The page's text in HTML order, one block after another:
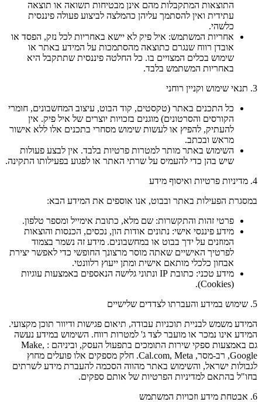
התוצאות המתקבלות מהם אינן מבטיחות תשואה או תוצאה
עתידית ואין להסתמך עליהן כהמלצה לביצוע פעולה פיננסית
כלשהי.
אחריות המשתמש: איל פיק לא יישא באחריות לכל נזק, הפסד או
אובדן רווח שנגרם כתוצאה מהסתמכות על המידע באתר או
שימוש בכלים המצויים בו. כל החלטה פיננסית שתתקבל היא
באחריות המשתמש בלבד.
3. תנאי שימוש וקניין רוחני
כל התכנים באתר (טקסטים, קוד הבוט, עיצוב המחשבונים, חומרי
הקורסים והסרטונים) מוגנים בזכויות יוצרים של איל פיק. אין
להעתיק, להפיץ או לעשות שימוש מסחרי בתכנים אלו ללא אישור
מראש ובכתב.
השימוש באתר מותר למטרות פרטיות בלבד. אין לבצע פעולות
שיש בהן כדי להעמיס על שרתי האתר או לפגוע בפעילותו התקינה.
4. מדיניות פרטיות ואיסוף מידע
במסגרת הפעילות באתר ובבוט, אנו אוספים את המידע הבא:
פרטי זהות והתקשרות: שם מלא, כתובת אימייל ומספר טלפון.
מידע פיננסי אישי: נתונים אודות הון, נכסים, הכנסות והוצאות
המוזנים על ידך בבוט או במחשבונים. מידע זה נשמר בצמוד
לפרטיך האישיים שאתה מוסר מרצונך החופשי כדי לאפשר יצירת
אבחון כלכלי מותאם אישית ומתן ייעוץ רלוונטי.
מידע טכני: כתובת IP ונתוני גלישה הנאספים באמצעות עוגיות
(Cookies).
5. שימוש במידע והעברתו לצדדים שלישיים
המידע משמש לבניית תוכניות עבודה, תיאום פגישות ודיוור תוכן מקצועי.
המידע אינו נמכר או מועבר לצד ג' למטרות רווח. השימוש במידע נעשה
גם באמצעות ספקי שירות התומכים בתפעול העסק, וביניהם : Make,
Google, רב-מסר, Cal.com, Meta. חלק מספקים אלו פועלים מחוץ
לגבולות ישראל, והשימוש באתר מהווה הסכמה להעברת מידע לשרתים
בחו"ל בהתאם למדיניות הפרטיות של אותם ספקים.
6. אבטחת מידע וזכויות המשתמש